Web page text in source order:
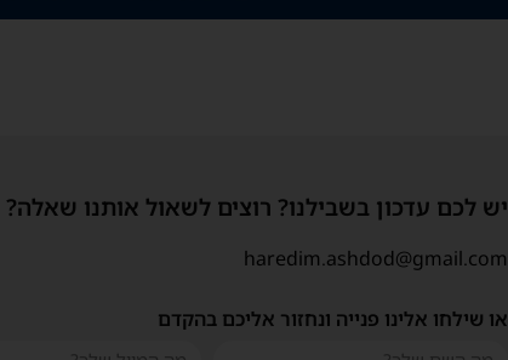
יש לכם עדכון בשבילנו? רוצים לשאול אותנו שאלה?
haredim.ashdod@gmail.com
או שילחו אלינו פנייה ונחזור אליכם בהקדם